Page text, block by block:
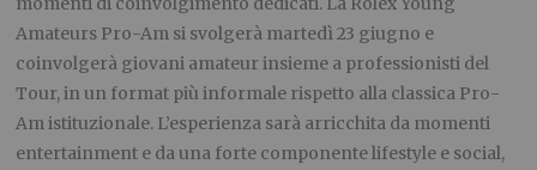
Amateurs Pro-Am si svolgerà martedì 23 giugno e
coinvolgerà giovani amateur insieme a professionisti del
Tour, in un format più informale rispetto alla classica Pro-
Am istituzionale. L’esperienza sarà arricchita da momenti
entertainment e da una forte componente lifestyle e social,